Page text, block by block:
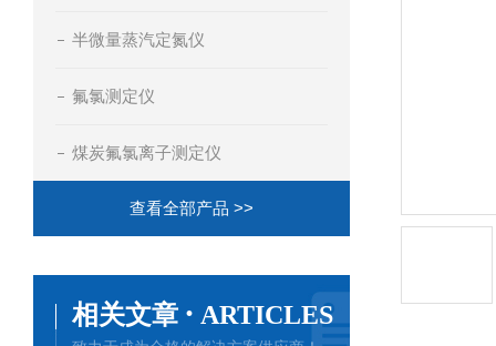
半微量蒸汽定氮仪
氟氯测定仪
煤炭氟氯离子测定仪
查看全部产品 >>
相关文章 · ARTICLES